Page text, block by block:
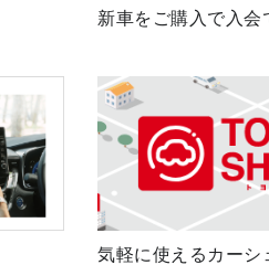
新車をご購入で入会
気軽に使えるカーシ